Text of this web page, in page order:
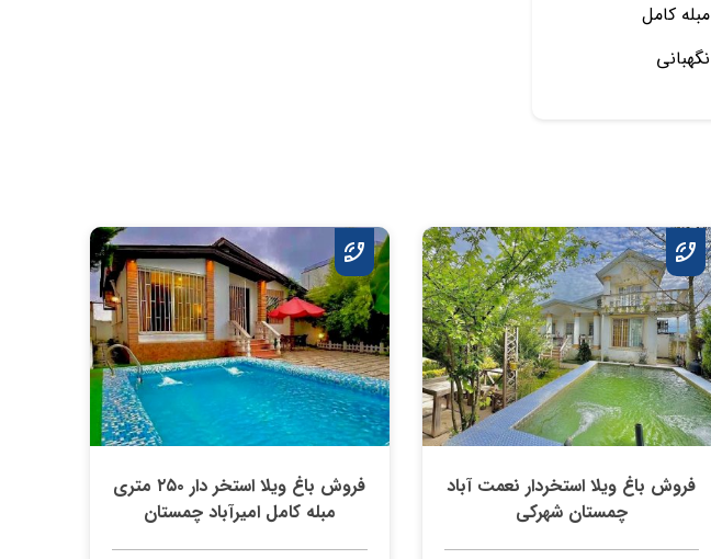
مبله کامل
نگهبانی
فروش باغ ویلا استخردار نعمت آباد
چمستان شهرکی
فروش باغ ویلا استخر دار ۲۵۰ متری
مبله کامل امیرآباد چمستان